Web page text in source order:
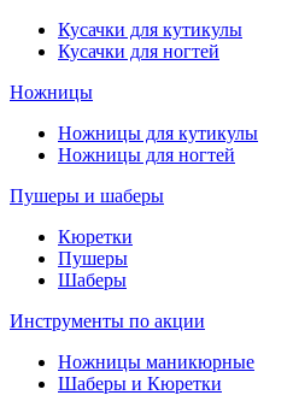
Кусачки для кутикулы
Кусачки для ногтей
Ножницы
Ножницы для кутикулы
Ножницы для ногтей
Пушеры и шаберы
Кюретки
Пушеры
Шаберы
Инструменты по акции
Ножницы маникюрные
Шаберы и Кюретки